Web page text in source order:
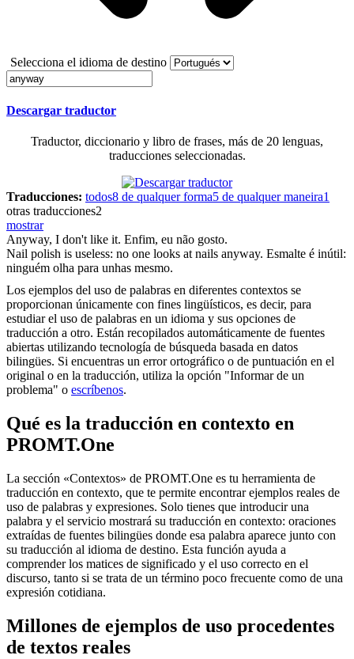
Selecciona el idioma de destino
Descargar traductor
Traductor, diccionario y libro de frases, más de 20 lenguas,
traducciones seleccionadas.
Traducciones: todos8 de qualquer forma5 de qualquer maneira1
otras traducciones2
mostrar
Anyway, I don't like it. Enfim, eu não gosto.
Nail polish is useless: no one looks at nails anyway. Esmalte é inútil:
ninguém olha para unhas mesmo.
Los ejemplos del uso de palabras en diferentes contextos se
proporcionan únicamente con fines lingüísticos, es decir, para
estudiar el uso de palabras en un idioma y sus opciones de
traducción a otro. Están recopilados automáticamente de fuentes
abiertas utilizando tecnología de búsqueda basada en datos
bilingües. Si encuentras un error ortográfico o de puntuación en el
original o en la traducción, utiliza la opción "Informar de un
problema" o escríbenos.
Qué es la traducción en contexto en
PROMT.One
La sección «Contextos» de PROMT.One es tu herramienta de
traducción en contexto, que te permite encontrar ejemplos reales de
uso de palabras y expresiones. Solo tienes que introducir una
palabra y el servicio mostrará su traducción en contexto: oraciones
extraídas de fuentes bilingües donde esa palabra aparece junto con
su traducción al idioma de destino. Esta función ayuda a
comprender los matices de significado y el uso correcto en el
discurso, tanto si se trata de un término poco frecuente como de una
expresión cotidiana.
Millones de ejemplos de uso procedentes
de textos reales